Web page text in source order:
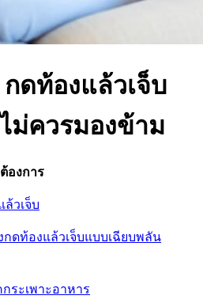
กดท้องแล้วเจ็บ
ควรมองข้าม
องการ
วเจ็บ
ดท้องแล้วเจ็บแบบเฉียบพลัน
ระเพาะอาหาร